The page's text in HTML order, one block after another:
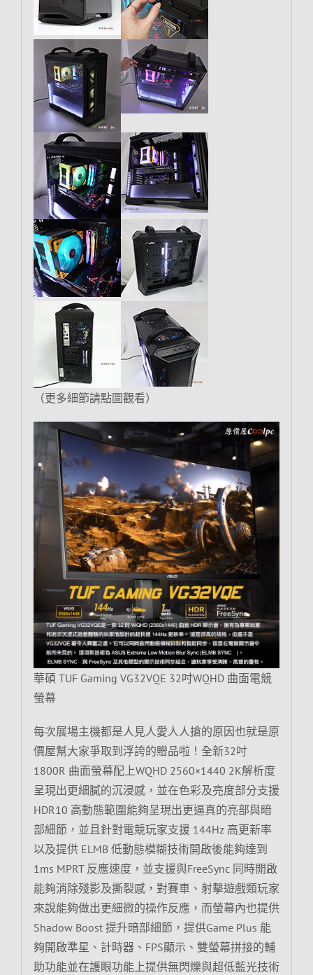
（更多細節請點圖觀看）
華碩 TUF Gaming VG32VQE 32吋WQHD 曲面電競
螢幕
每次展場主機都是人見人愛人人搶的原因也就是原
價屋幫大家爭取到浮誇的贈品啦！全新32吋
1800R 曲面螢幕配上WQHD 2560×1440 2K解析度
呈現出更細膩的沉浸感，並在色彩及亮度部分支援
HDR10 高動態範圍能夠呈現出更逼真的亮部與暗
部細節，並且針對電競玩家支援 144Hz 高更新率
以及提供 ELMB 低動態模糊技術開啟後能夠達到
1ms MPRT 反應速度，並支援與FreeSync 同時開啟
能夠消除殘影及撕裂感，對賽車、射擊遊戲類玩家
來說能夠做出更細微的操作反應，而螢幕內也提供
Shadow Boost 提升暗部細節，提供Game Plus 能
夠開啟準星、計時器、FPS顯示、雙螢幕拼接的輔
助功能並在護眼功能上提供無閃爍與超低藍光技術